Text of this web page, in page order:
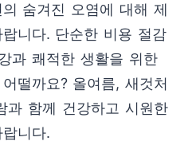
숨겨진 오염에 대해 제
니다. 단순한 비용 절감
과 쾌적한 생활을 위한
떨까요? 올여름, 새것처
과 함께 건강하고 시원한
니다.